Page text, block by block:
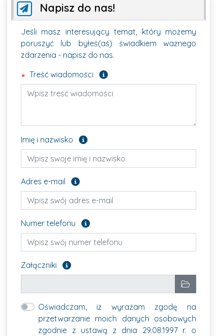
Napisz do nas!
Jeśli masz interesujący temat, który możemy
poruszyć lub byłeś(aś) świadkiem ważnego
zdarzenia - napisz do nas.
Treść wiadomości
Pole wymagane
Imię i nazwisko Pole opcjonalne
Adres e-mail Pole opcjonalne
Numer telefonu Pole opcjonalne
Załączniki Załącz pliki, które chcesz wysłać. Pole
Wybierz
Oświadczam, iż wyrażam zgodę na
przetwarzanie moich danych osobowych
zgodnie z ustawą z dnia 29.08.1997 r. o